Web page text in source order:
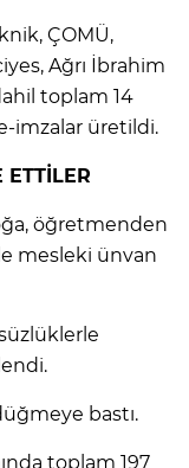
ÇOMÜ,
Ağrı İbrahim
toplam 14
imzalar üretildi.
ETTİLER
öğretmenden
mesleki ünvan
bastı.
toplam 197